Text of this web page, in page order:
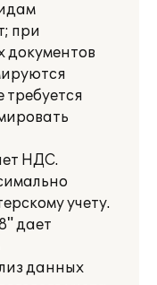
при
документов
требуется
НДС.
учету.
дает
данных